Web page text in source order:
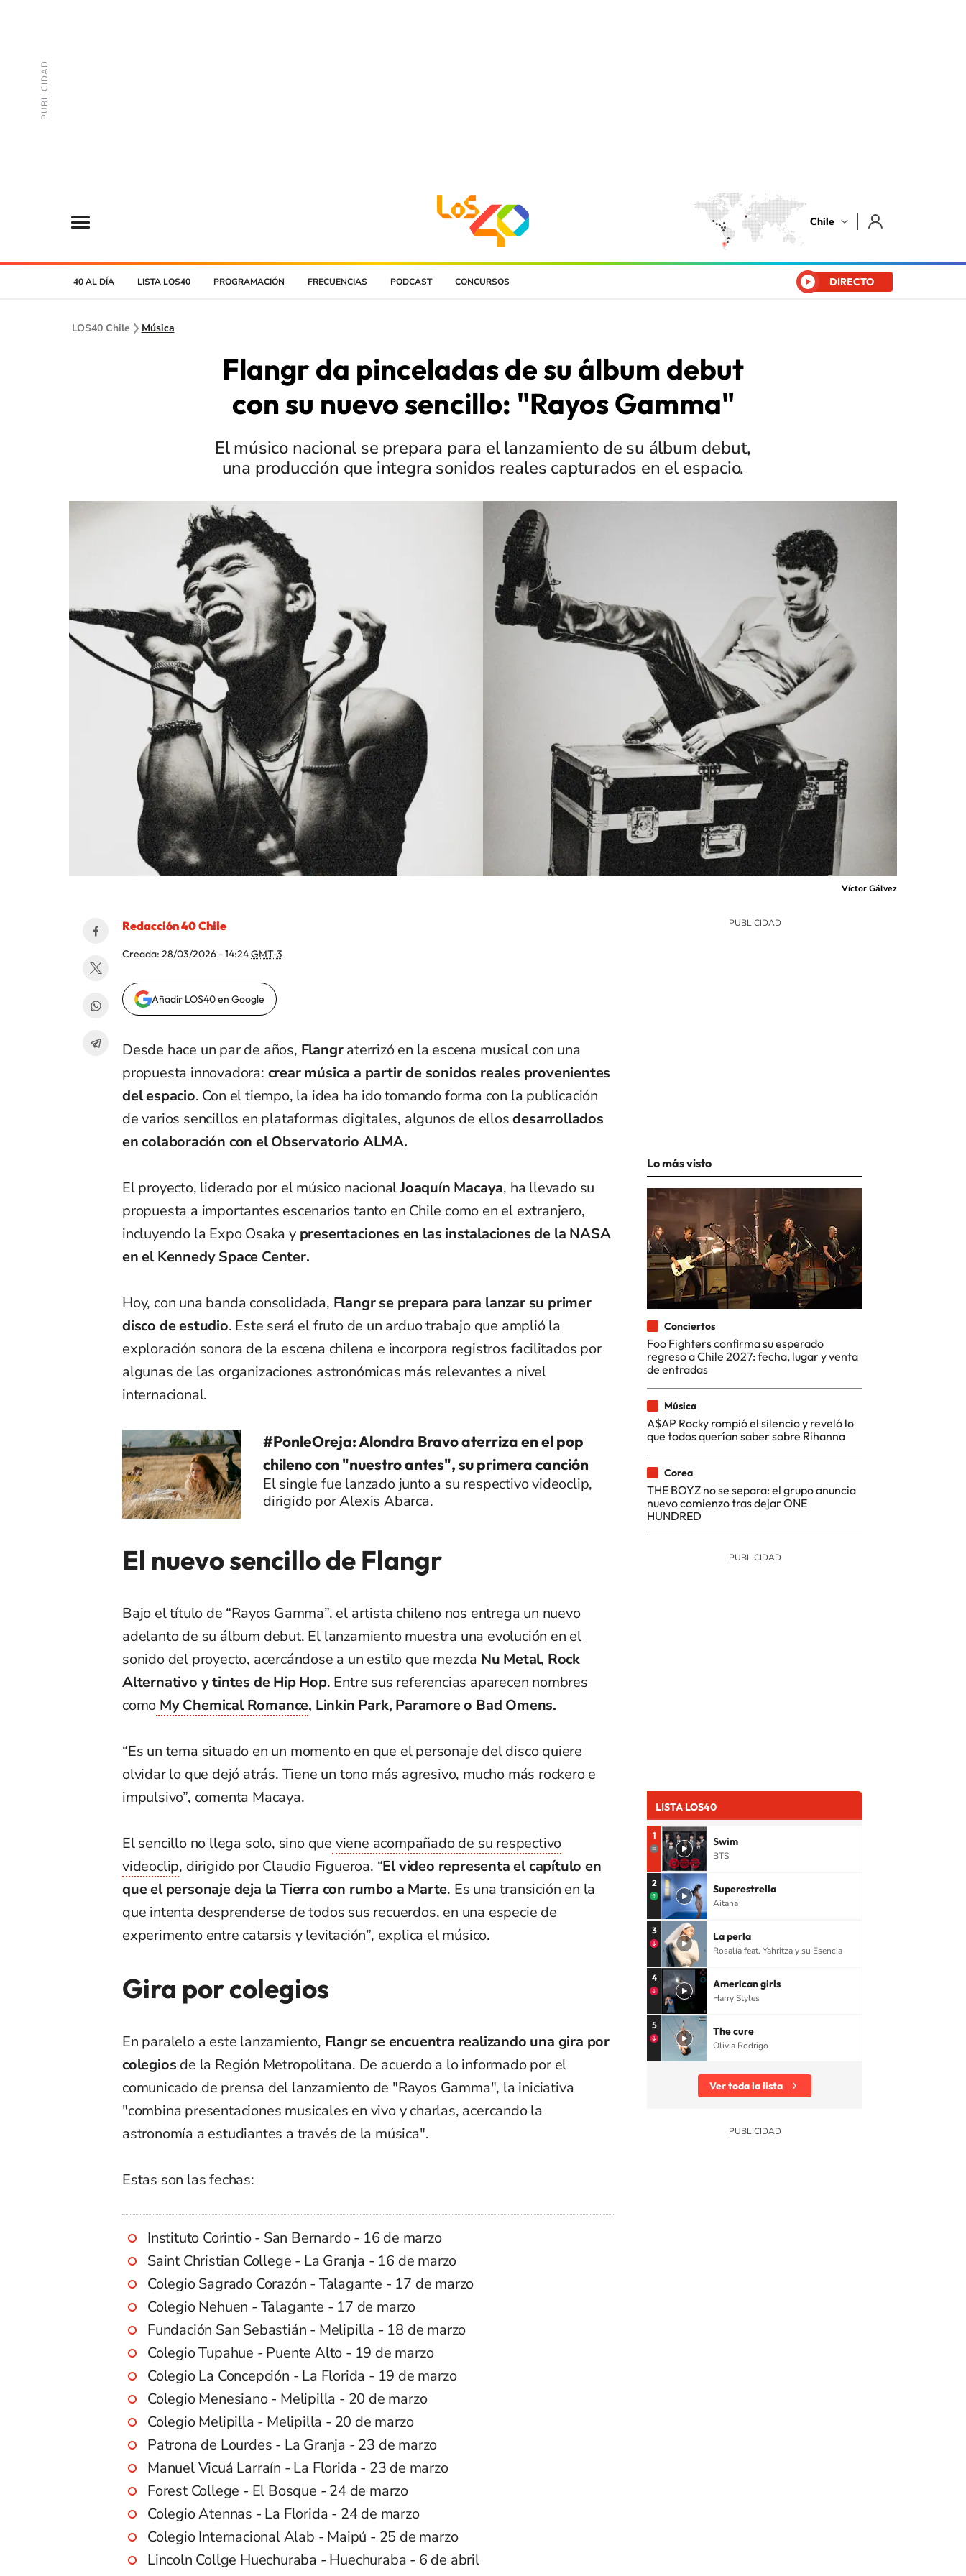
Chile
40 AL DÍA LISTA LOS40 PROGRAMACIÓN FRECUENCIAS PODCAST CONCURSOS DIRECTO
LOS40 Chile Música
Flangr da pinceladas de su álbum debut
con su nuevo sencillo: "Rayos Gamma"
El músico nacional se prepara para el lanzamiento de su álbum debut,
una producción que integra sonidos reales capturados en el espacio.
Víctor Gálvez
Redacción 40 Chile
Creada: 28/03/2026 - 14:24GMT-3
Añadir LOS40 en Google
Desde hace un par de años, Flangraterrizó en la escena musical con una
propuesta innovadora: crear música a partir de sonidos reales provenientes
del espacio. Con el tiempo, la idea ha ido tomando forma con la publicación
de varios sencillos en plataformas digitales, algunos de ellosdesarrollados
en colaboración con el Observatorio ALMA.
El proyecto, liderado por el músico nacionalJoaquín Macaya, ha llevado su
propuesta a importantes escenarios tanto en Chile como en el extranjero,
incluyendo la Expo Osaka y presentaciones en las instalaciones de la NASA
en el Kennedy Space Center.
Hoy, con una banda consolidada, Flangr se prepara para lanzar su primer
disco de estudio. Este será el fruto de un arduo trabajo que amplió la
exploración sonora de la escena chilena e incorpora registros facilitados por
algunas de las organizaciones astronómicas más relevantes a nivel
internacional.
#PonleOreja: Alondra Bravo aterriza en el pop
chileno con "nuestro antes", su primera canción
El single fue lanzado junto a su respectivo videoclip,
dirigido por Alexis Abarca.
El nuevo sencillo de Flangr
Bajo el título de “Rayos Gamma”, el artista chileno nos entrega un nuevo
adelanto de su álbum debut. El lanzamiento muestra una evolución en el
sonido del proyecto, acercándose a un estilo que mezcla Nu Metal, Rock
Alternativo y tintes de Hip Hop. Entre sus referencias aparecen nombres
como My Chemical Romance, Linkin Park, Paramore o Bad Omens.
“Es un tema situado en un momento en que el personaje del disco quiere
olvidar lo que dejó atrás. Tiene un tono más agresivo, mucho más rockero e
impulsivo”, comenta Macaya.
El sencillo no llega solo, sino que viene acompañado de su respectivo
videoclip, dirigido por Claudio Figueroa. “El video representa el capítulo en
que el personaje deja la Tierra con rumbo a Marte. Es una transición en la
que intenta desprenderse de todos sus recuerdos, en una especie de
experimento entre catarsis y levitación”, explica el músico.
Gira por colegios
En paralelo a este lanzamiento, Flangr se encuentra realizando una gira por
colegios de la Región Metropolitana. De acuerdo a lo informado por el
comunicado de prensa del lanzamiento de "Rayos Gamma", la iniciativa
"combina presentaciones musicales en vivo y charlas, acercando la
astronomía a estudiantes a través de la música".
Estas son las fechas:
Instituto Corintio - San Bernardo - 16 de marzo
Saint Christian College - La Granja - 16 de marzo
Colegio Sagrado Corazón - Talagante - 17 de marzo
Colegio Nehuen - Talagante - 17 de marzo
Fundación San Sebastián - Melipilla - 18 de marzo
Colegio Tupahue - Puente Alto - 19 de marzo
Colegio La Concepción - La Florida - 19 de marzo
Colegio Menesiano - Melipilla - 20 de marzo
Colegio Melipilla - Melipilla - 20 de marzo
Patrona de Lourdes - La Granja - 23 de marzo
Manuel Vicuá Larraín - La Florida - 23 de marzo
Forest College - El Bosque - 24 de marzo
Colegio Atennas - La Florida - 24 de marzo
Colegio Internacional Alab - Maipú - 25 de marzo
Lincoln Collge Huechuraba - Huechuraba - 6 de abril
Lo más visto
Conciertos
Foo Fighters confirma su esperado
regreso a Chile 2027: fecha, lugar y venta
de entradas
Música
A$AP Rocky rompió el silencio y reveló lo
que todos querían saber sobre Rihanna
Corea
THE BOYZ no se separa: el grupo anuncia
nuevo comienzo tras dejar ONE
HUNDRED
LISTA LOS40
1 Swim
BTS
2 Superestrella
Aitana
3 La perla
Rosalía feat. Yahritza y su Esencia
4 American girls
Harry Styles
5 The cure
Olivia Rodrigo
Ver toda la lista